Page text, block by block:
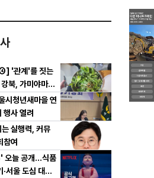
'관계'를 짓는
북, 가미야마의
청년새마을 연
행사 열려
실행력, 커뮤
참여
오늘 공개…식품
·서울 도심 대규